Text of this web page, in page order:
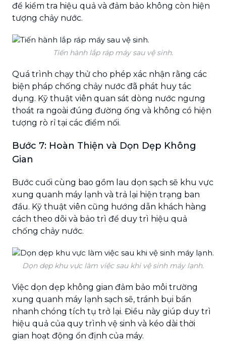
để kiểm tra hiệu quả và đảm bảo không còn hiện
tượng chảy nước.
Tiến hành lắp ráp máy sau vệ sinh.
Quá trình chạy thử cho phép xác nhận rằng các
biện pháp chống chảy nước đã phát huy tác
dụng. Kỹ thuật viên quan sát dòng nước ngưng
thoát ra ngoài đúng đường ống và không có hiện
tượng rò rỉ tại các điểm nối.
Bước 7: Hoàn Thiện và Dọn Dẹp Không
Gian
Bước cuối cùng bao gồm lau dọn sạch sẽ khu vực
xung quanh máy lạnh và trả lại hiện trạng ban
đầu. Kỹ thuật viên cũng hướng dẫn khách hàng
cách theo dõi và bảo trì để duy trì hiệu quả
chống chảy nước.
Dọn dẹp khu vực làm việc sau khi vệ sinh máy lạnh.
Việc dọn dẹp không gian đảm bảo môi trường
xung quanh máy lạnh sạch sẽ, tránh bụi bẩn
nhanh chóng tích tụ trở lại. Điều này giúp duy trì
hiệu quả của quy trình vệ sinh và kéo dài thời
gian hoạt động ổn định của máy.